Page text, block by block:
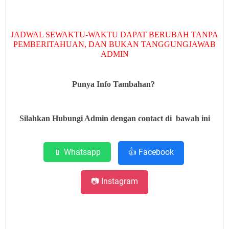
JADWAL SEWAKTU-WAKTU DAPAT BERUBAH TANPA
PEMBERITAHUAN, DAN BUKAN TANGGUNGJAWAB
ADMIN
Punya Info Tambahan?
Silahkan Hubungi Admin dengan contact di bawah ini
📱 Whatsapp 👍 Facebook
📷 Instagram